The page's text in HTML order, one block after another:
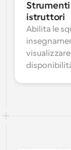
istruttori
Abilita le